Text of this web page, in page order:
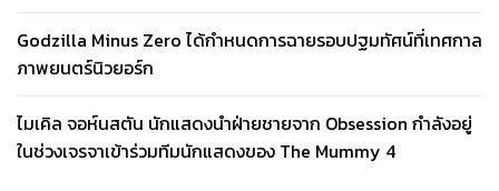
Godzilla Minus Zero ได้กำหนดการฉายรอบปฐมทัศน์ที่เทศกาล
ภาพยนตร์นิวยอร์ก
ไมเคิล จอห์นสตัน นักแสดงนำฝ่ายชายจาก Obsession กำลังอยู่
ในช่วงเจรจาเข้าร่วมทีมนักแสดงของ The Mummy 4